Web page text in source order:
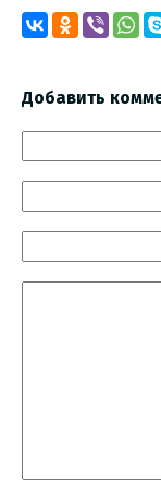
Добавить